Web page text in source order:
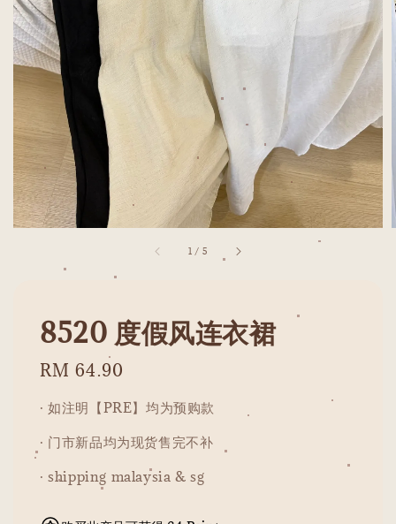
1 / 5
8520 度假风连衣裙
Regular
RM 64.90
· 如注明【PRE】均为预购款
· 门市新品均为现货售完不补
· shipping malaysia & sg